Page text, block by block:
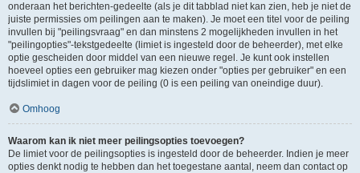
onderaan het berichten-gedeelte (als je dit tabblad niet kan zien, heb je niet de
juiste permissies om peilingen aan te maken). Je moet een titel voor de peiling
invullen bij "peilingsvraag" en dan minstens 2 mogelijkheden invullen in het
"peilingopties"-tekstgedeelte (limiet is ingesteld door de beheerder), met elke
optie gescheiden door middel van een nieuwe regel. Je kunt ook instellen
hoeveel opties een gebruiker mag kiezen onder "opties per gebruiker" en een
tijdslimiet in dagen voor de peiling (0 is een peiling van oneindige duur).
Omhoog
Waarom kan ik niet meer peilingsopties toevoegen?
De limiet voor de peilingsopties is ingesteld door de beheerder. Indien je meer
opties denkt nodig te hebben dan het toegestane aantal, neem dan contact op